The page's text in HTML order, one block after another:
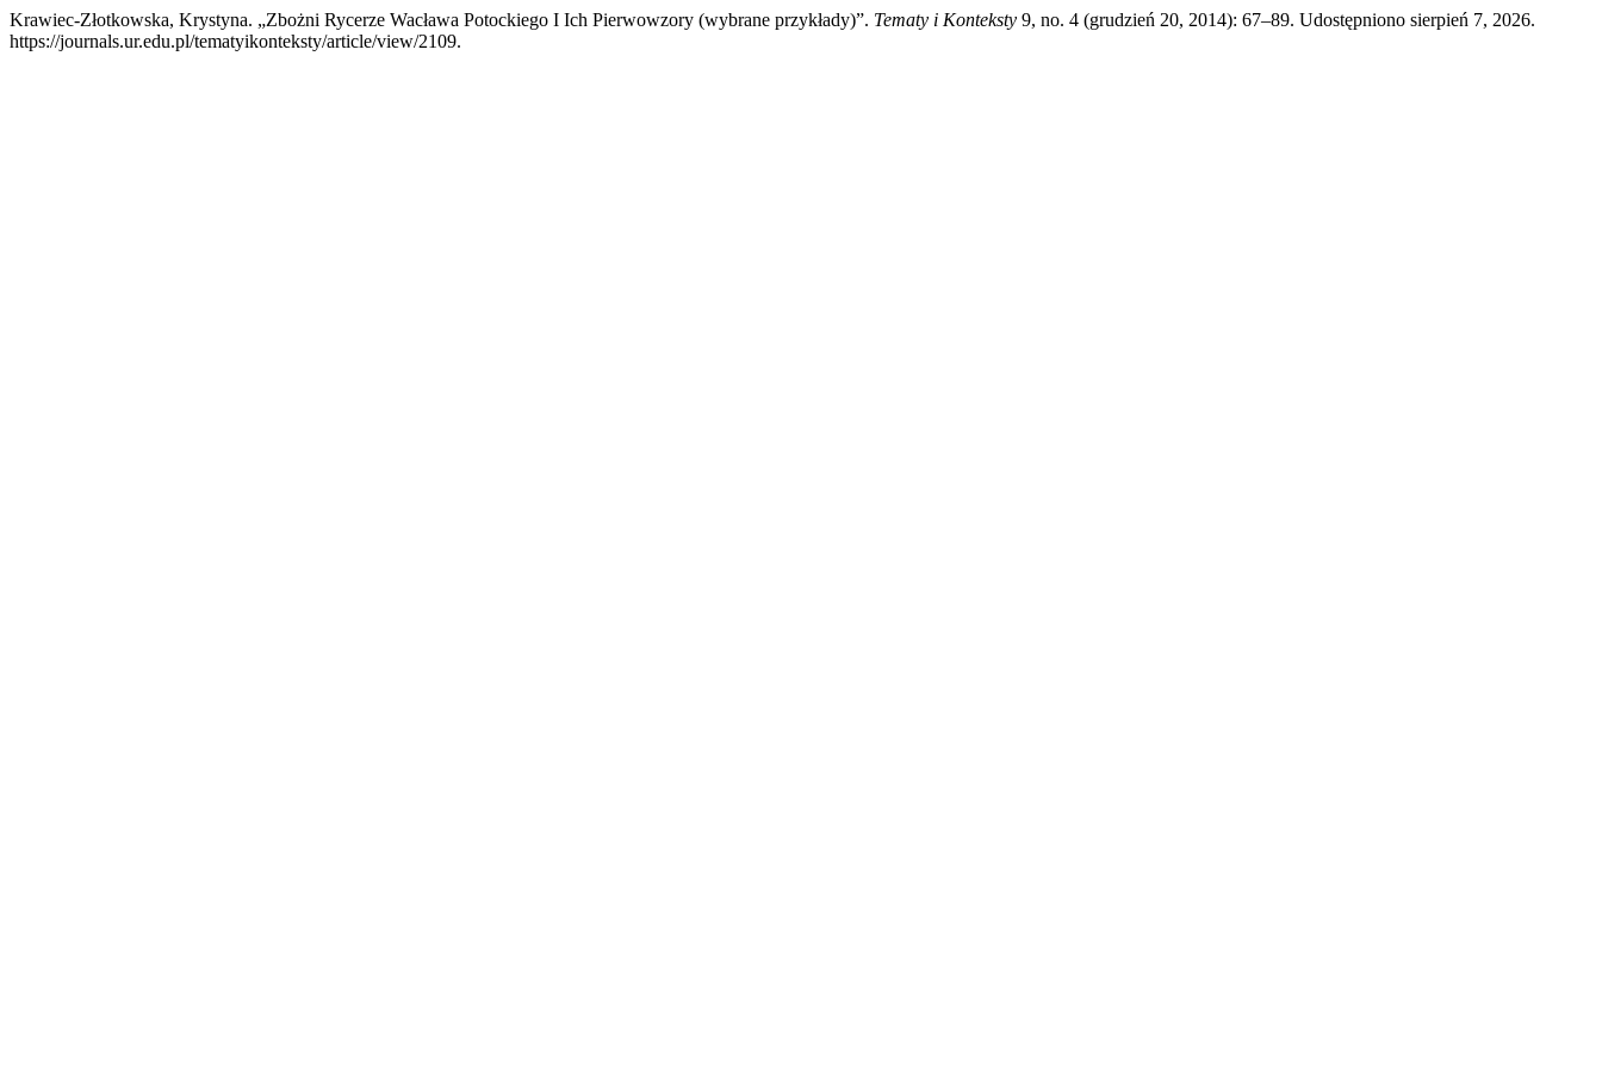
Krawiec-Złotkowska, Krystyna. „Zbożni Rycerze Wacława Potockiego I Ich Pierwowzory (wybrane przykłady)”. Tematy i Konteksty 9, no. 4 (grudzień 20, 2014): 67–89. Udostępniono sierpień 7, 2026.
https://journals.ur.edu.pl/tematyikonteksty/article/view/2109.